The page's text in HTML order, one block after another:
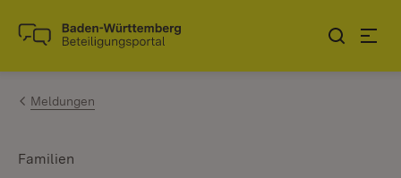
Zum Inhalt springen
Link zur Startseite
Meldungen
Familien